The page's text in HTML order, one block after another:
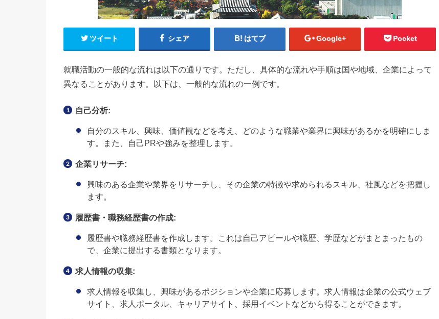
ツイート シェア はてブ Google+ Pocket
就職活動の一般的な流れは以下の通りです。ただし、具体的な流れや手順は国や地域、企業によって
異なることがあります。以下は、一般的な流れの一例です。
自己分析:
自分のスキル、興味、価値観などを考え、どのような職業や業界に興味があるかを明確にしま
す。また、自己PRや強みを整理します。
企業リサーチ:
興味のある企業や業界をリサーチし、その企業の特徴や求められるスキル、社風などを把握し
ます。
履歴書・職務経歴書の作成:
履歴書や職務経歴書を作成します。これは自己アピールや職歴、学歴などがまとまったもの
で、企業に提出する書類となります。
求人情報の収集:
求人情報を収集し、興味があるポジションや企業に応募します。求人情報は企業の公式ウェブ
サイト、求人ポータル、キャリアサイト、採用イベントなどから得ることができます。